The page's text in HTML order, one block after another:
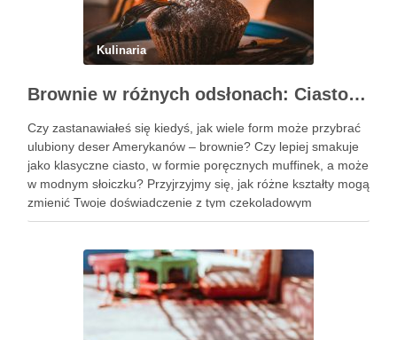
Kulinaria
Brownie w różnych odsłonach: Ciasto, muffinki czy brownie w słoiczku?
Czy zastanawiałeś się kiedyś, jak wiele form może przybrać
ulubiony deser Amerykanów – brownie? Czy lepiej smakuje
jako klasyczne ciasto, w formie poręcznych muffinek, a może
w modnym słoiczku? Przyjrzyjmy się, jak różne kształty mogą
zmienić Twoje doświadczenie z tym czekoladowym
przysmakiem. Podobne wpisy Trzy pomysły na wykwintne